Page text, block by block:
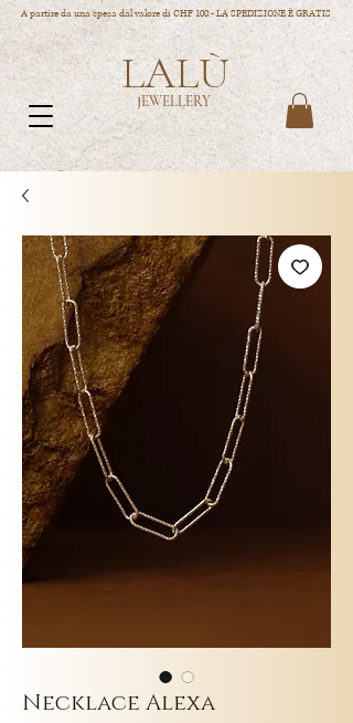
A partire da una spesa dal valore di CHF 100.- LA SPEDIZIONE È GRATIS
LALÙ
JEWELLERY
Necklace Alexa